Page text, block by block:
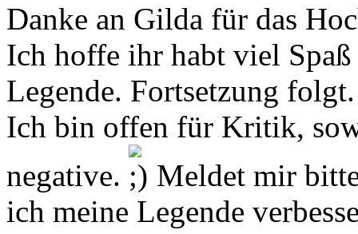
Danke an Gilda für das
Ich hoffe ihr habt viel
Legende. Fortsetzung folgt.
Ich bin offen für Kritik,
negative.
Meldet mir
ich meine Legende